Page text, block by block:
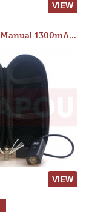
VIEW
PRO Vgo2 Manual 1300mAh Kit
VIEW